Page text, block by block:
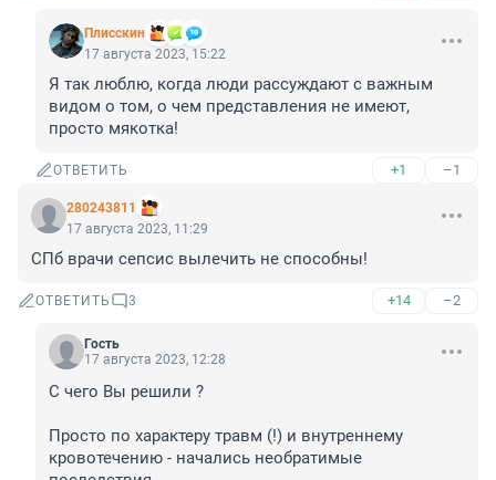
Плисскин
17 августа 2023, 15:22
Я так люблю, когда люди рассуждают с важным
видом о том, о чем представления не имеют,
просто мякотка!
ОТВЕТИТЬ +1 –1
280243811
17 августа 2023, 11:29
СПб врачи сепсис вылечить не способны!
ОТВЕТИТЬ 3 +14 –2
Гость
17 августа 2023, 12:28
С чего Вы решили ?
Просто по характеру травм (!) и внутреннему
кровотечению - начались необратимые